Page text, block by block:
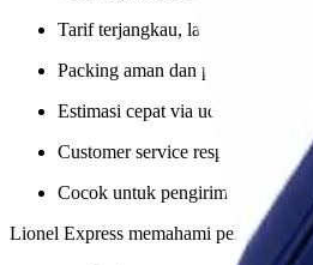
Tarif terjangkau, layanan premium
Packing aman dan profesional
Estimasi cepat via udara
Customer service responsif
Cocok untuk pengiriman personal
Lionel Express memahami pentingnya